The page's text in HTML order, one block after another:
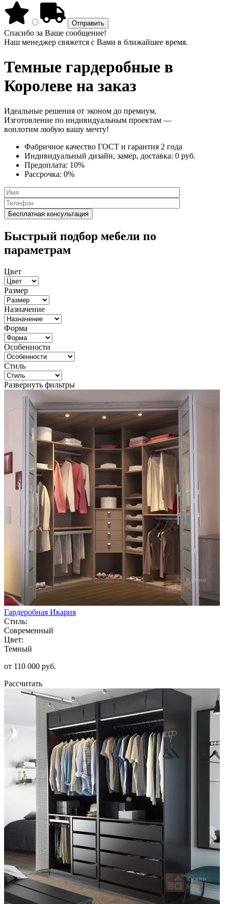
Спасибо за Ваше сообщение!
Наш менеджер свяжется с Вами в ближайшее время.
Темные гардеробные в
Королеве на заказ
Идеальные решения от эконом до премиум.
Изготовление по индивидуальным проектам —
воплотим любую вашу мечту!
Фабричное качество ГОСТ и гарантия 2 года
Индивидуальный дизайн, замер, доставка: 0 руб.
Предоплата: 10%
Рассрочка: 0%
Быстрый подбор мебели по
параметрам
Цвет
Размер
Назначение
Форма
Особенности
Стиль
Развернуть фильтры
Гардеробная Икария
Стиль:
Современный
Цвет:
Темный
от 110 000 руб.
Рассчитать